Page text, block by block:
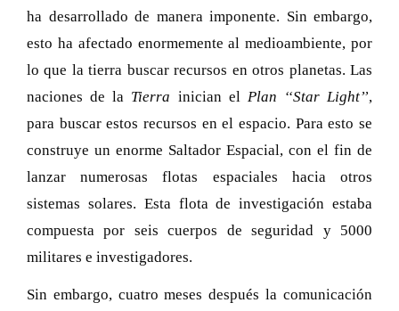
ha desarrollado de manera imponente. Sin embargo,
esto ha afectado enormemente al medioambiente, por
lo que la tierra buscar recursos en otros planetas. Las
naciones de la Tierra inician el Plan ‘‘Star Light’’,
para buscar estos recursos en el espacio. Para esto se
construye un enorme Saltador Espacial, con el fin de
lanzar numerosas flotas espaciales hacia otros
sistemas solares. Esta flota de investigación estaba
compuesta por seis cuerpos de seguridad y 5000
militares e investigadores.
Sin embargo, cuatro meses después la comunicación